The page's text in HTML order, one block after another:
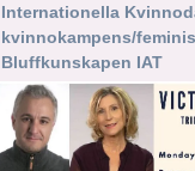
Internationella
kvinnokampens/
Bluffkunskapen IAT